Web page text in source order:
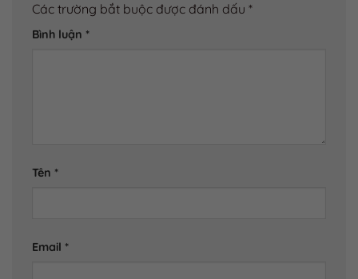
Các trường bắt buộc được đánh dấu *
Bình luận *
Tên *
Email *